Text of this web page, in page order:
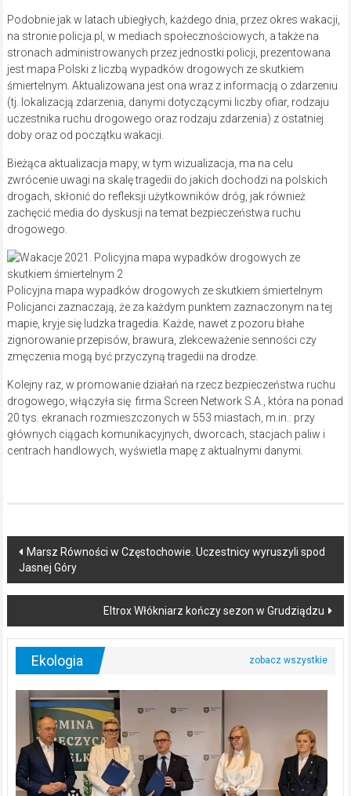
Podobnie jak w latach ubiegłych, każdego dnia, przez okres wakacji,
na stronie policja.pl, w mediach społecznościowych, a także na
stronach administrowanych przez jednostki policji, prezentowana
jest mapa Polski z liczbą wypadków drogowych ze skutkiem
śmiertelnym. Aktualizowana jest ona wraz z informacją o zdarzeniu
(tj. lokalizacją zdarzenia, danymi dotyczącymi liczby ofiar, rodzaju
uczestnika ruchu drogowego oraz rodzaju zdarzenia) z ostatniej
doby oraz od początku wakacji.
Bieżąca aktualizacja mapy, w tym wizualizacja, ma na celu
zwrócenie uwagi na skalę tragedii do jakich dochodzi na polskich
drogach, skłonić do refleksji użytkowników dróg, jak również
zachęcić media do dyskusji na temat bezpieczeństwa ruchu
drogowego.
Policyjna mapa wypadków drogowych ze skutkiem śmiertelnym
Policjanci zaznaczają, że za każdym punktem zaznaczonym na tej
mapie, kryje się ludzka tragedia. Każde, nawet z pozoru błahe
zignorowanie przepisów, brawura, zlekceważenie senności czy
zmęczenia mogą być przyczyną tragedii na drodze.
Kolejny raz, w promowanie działań na rzecz bezpieczeństwa ruchu
drogowego, włączyła się firma Screen Network S.A., która na ponad
20 tys. ekranach rozmieszczonych w 553 miastach, m.in.: przy
głównych ciągach komunikacyjnych, dworcach, stacjach paliw i
centrach handlowych, wyświetla mapę z aktualnymi danymi.
Post
navigation
Marsz Równości w Częstochowie. Uczestnicy wyruszyli spod
Jasnej Góry
Eltrox Włókniarz kończy sezon w Grudziądzu
Ekologia